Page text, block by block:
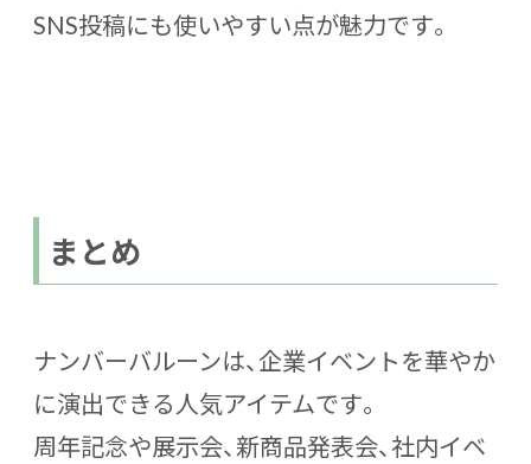
SNS投稿にも使いやすい点が魅力です。
まとめ
ナンバーバルーンは、企業イベントを華やか
に演出できる人気アイテムです。
周年記念や展示会、新商品発表会、社内イベ